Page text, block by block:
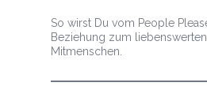
So wirst Du vom People
Beziehung zum
Mitmenschen.